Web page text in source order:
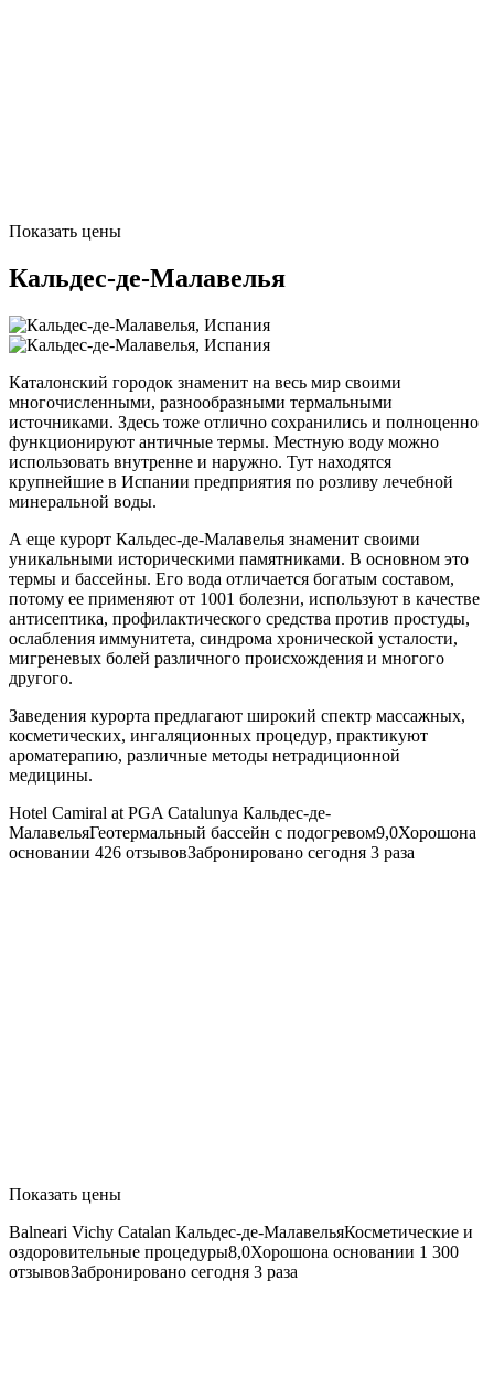
Показать цены
Кальдес-де-Малавелья
Каталонский городок знаменит на весь мир своими
многочисленными, разнообразными термальными
источниками. Здесь тоже отлично сохранились и полноценно
функционируют античные термы. Местную воду можно
использовать внутренне и наружно. Тут находятся
крупнейшие в Испании предприятия по розливу лечебной
минеральной воды.
А еще курорт Кальдес-де-Малавелья знаменит своими
уникальными историческими памятниками. В основном это
термы и бассейны. Его вода отличается богатым составом,
потому ее применяют от 1001 болезни, используют в качестве
антисептика, профилактического средства против простуды,
ослабления иммунитета, синдрома хронической усталости,
мигреневых болей различного происхождения и многого
другого.
Заведения курорта предлагают широкий спектр массажных,
косметических, ингаляционных процедур, практикуют
ароматерапию, различные методы нетрадиционной
медицины.
Hotel Camiral at PGA Catalunya Кальдес-де-
МалавельяГеотермальный бассейн с подогревом9,0Хорошона
основании 426 отзывовЗабронировано сегодня 3 раза
Показать цены
Balneari Vichy Catalan Кальдес-де-МалавельяКосметические и
оздоровительные процедуры8,0Хорошона основании 1 300
отзывовЗабронировано сегодня 3 раза